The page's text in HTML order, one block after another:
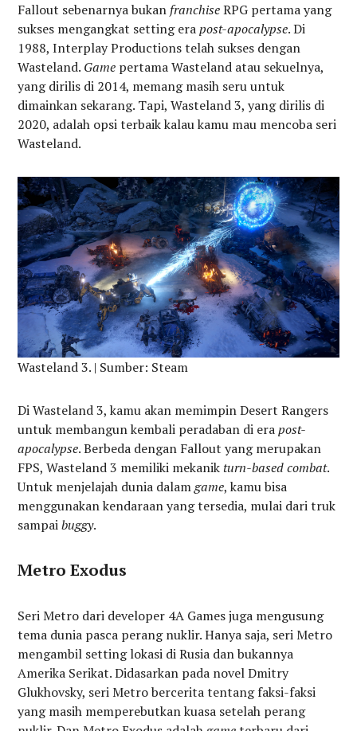
Fallout sebenarnya bukan franchiseRPG pertama yang
sukses mengangkat setting erapost-apocalypse. Di
1988, Interplay Productions telah sukses dengan
Wasteland. Game pertama Wasteland atau sekuelnya,
yang dirilis di 2014, memang masih seru untuk
dimainkan sekarang. Tapi, Wasteland 3, yang dirilis di
2020, adalah opsi terbaik kalau kamu mau mencoba seri
Wasteland.
Wasteland 3. | Sumber: Steam
Di Wasteland 3, kamu akan memimpin Desert Rangers
untuk membangun kembali peradaban di erapost-
apocalypse. Berbeda dengan Fallout yang merupakan
FPS, Wasteland 3 memiliki mekanikturn-based combat.
Untuk menjelajah dunia dalamgame, kamu bisa
menggunakan kendaraan yang tersedia, mulai dari truk
sampaibuggy.
Metro Exodus
Seri Metro dari developer 4A Games juga mengusung
tema dunia pasca perang nuklir. Hanya saja, seri Metro
mengambil setting lokasi di Rusia dan bukannya
Amerika Serikat. Didasarkan pada novel Dmitry
Glukhovsky, seri Metro bercerita tentang faksi-faksi
yang masih memperebutkan kuasa setelah perang